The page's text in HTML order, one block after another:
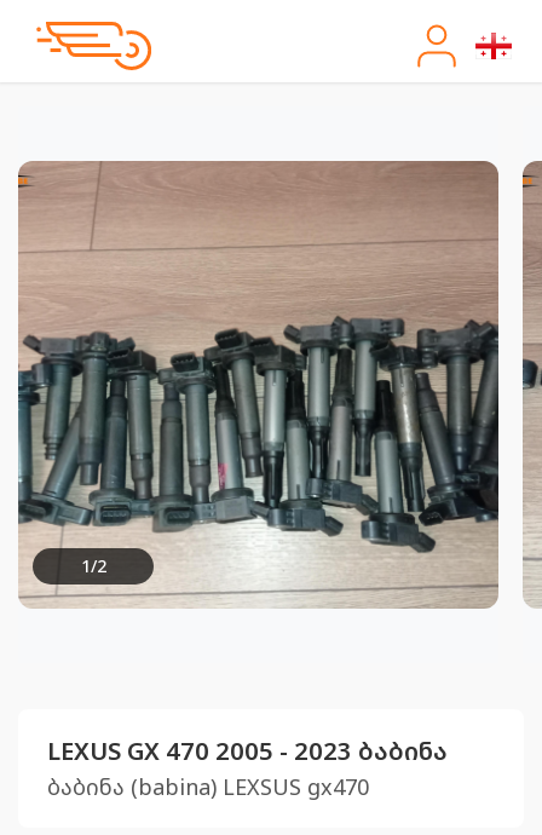
1/2
LEXUS GX 470 2005 - 2023 ბაბინა
ბაბინა (babina) LEXSUS gx470